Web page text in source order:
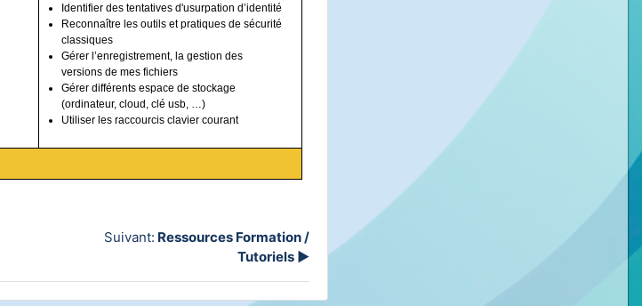
Identifier des tentatives d'usurpation d’identité
Reconnaître les outils et pratiques de sécurité
classiques
Gérer l’enregistrement, la gestion des
versions de mes fichiers
Gérer différents espace de stockage
(ordinateur, cloud, clé usb, …)
Utiliser les raccourcis clavier courant
Suivant: Ressources Formation /
Tutoriels ▶︎